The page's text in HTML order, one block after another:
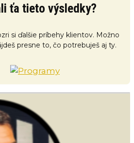
ťa tieto výsledky?
si ďalšie príbehy klientov. Možno
presne to, čo potrebuješ aj ty.